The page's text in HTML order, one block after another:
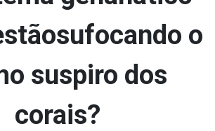
o
suspiro dos
corais?